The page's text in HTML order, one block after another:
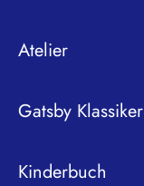
Atelier
Gatsby Klassiker
Kinderbuch